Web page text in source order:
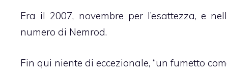
Era il 2007, novembre per l’esattezza, e
numero di Nemrod.
Fin qui niente di eccezionale, “un fumetto